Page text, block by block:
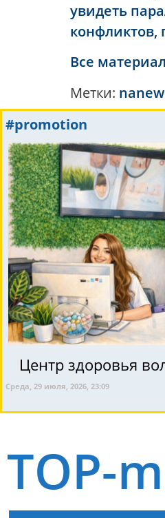
увидеть
Все
Метки:
#promotion
Центр здоровья
Среда, 29 июля, 2026, 23:09
TOP-